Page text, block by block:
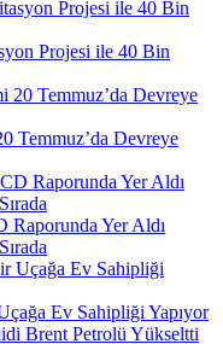
Projesi ile 40 Bin
Temmuz’da Devreye
Yer Aldı
Ev Sahipliği Yapıyor